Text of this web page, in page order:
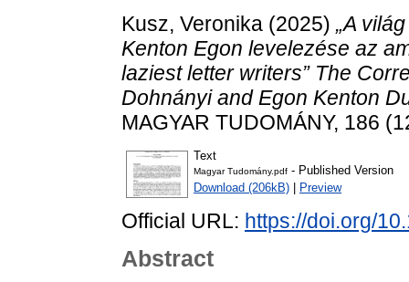
Kusz, Veronika (2025) „A
Kenton Egon levelezése az
laziest letter writers” The
Dohnányi and Egon Kenton
MAGYAR TUDOMÁNY, 186
Text
Magyar Tudomány.pdf - Published Version
Download (206kB)
Preview
Official URL: https://doi.org/
Abstract